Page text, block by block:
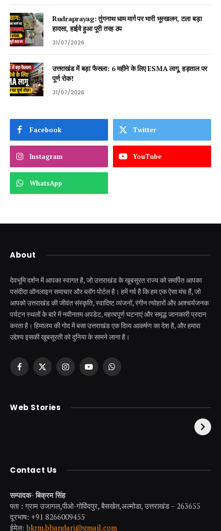
Rudraprayag: तुंगनाथ धाम मार्ग पर भारी भूस्खलन, टला बड़ा
हादसा, हाईवे हुआ पूरी तरह ठप
31/07/2026
उत्तराखंड में बड़ा फैसला: 6 महीने के लिए ESMA लागू, हड़ताल पर
पूर्ण रोक!
31/07/2026
Facebook Twitter
Instagram YouTube
WhatsApp
About
देवभूमि दर्शन में आपका स्वागत है, जो उत्तराखंड के खूबसूरत राज्य को समर्पित आपका
पसंदीदा ऑनलाइन समाचार और ब्लॉग पोर्टल है। हमें गर्व है कि हम एक ऐसा मंच हैं, जो
आपको उत्तराखंड की जीवंत संस्कृति, स्वादिष्ट व्यंजनों, रंगीन त्योहारों और आश्चर्यजनक
पर्यटन स्थलों के बारे में नवीनतम अपडेट, महत्वपूर्ण घटनाएं और समृद्ध जानकारी प्रदान
करता है। हिमालय की गोद में बसा उत्तराखंड एक दिव्य आकर्षण का देश है, और हमारा
उद्देश्य इसकी खूबसूरती को दुनिया के सामने लाना है।
Facebook
X
InstagramYouTubeWhatsApp
Web Stories
केदारनाथ से पहले होती है
उत्तराखंड की एक ऐसी
Contact Us
सम्पादक- बिक्रम सिंह
पता : ग्राम उजागल,पीओ-गोविंदपुर, बैसखेत,अल्मोडा, उत्तराखंड – 263655
दूरभाष: +91 8266009455
ईमेलःbkrm.bhandari@gmail.com